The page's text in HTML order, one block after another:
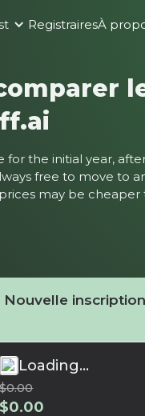
RegistrairesÀ
for the initial year,
free to move to
may be cheaper
Nouvelle inscription
Loading...
$0.00
$0.00